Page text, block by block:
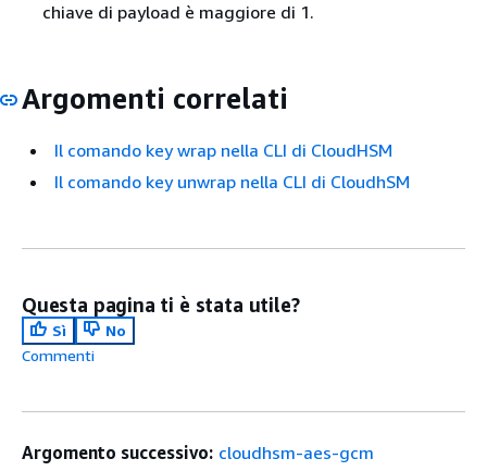
chiave di payload è maggiore di 1.
Argomenti correlati
Il comando key wrap nella CLI di CloudHSM
Il comando key unwrap nella CLI di CloudhSM
Questa pagina ti è stata utile?
Sì
No
Commenti
Argomento successivo: cloudhsm-aes-gcm